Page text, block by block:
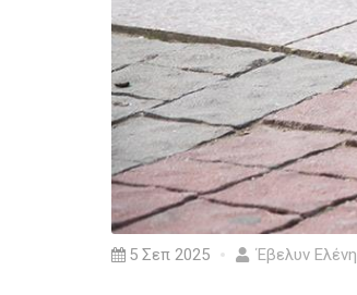
5 Σεπ 2025 Έβελυν Ελένη